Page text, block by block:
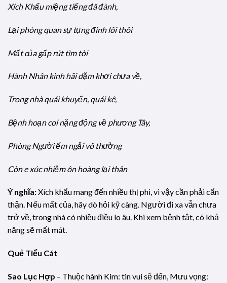
Xích Khẩu miệng tiếng đã đành,
Lại phòng quan sự tụng đình lôi thôi
Mất của gấp rút tìm tòi
Hành Nhân kinh hãi dặm khơi chưa về,
Trong nhà quái khuyển, quái kê,
Bệnh hoạn coi nặng động về phương Tây,
Phòng Người ếm ngải vô thường
Còn e xúc nhiệm ôn hoàng lại thân
Ý nghĩa:Xích khẩu mang đến nhiều thị phi, vì vậy cần phải cẩn
thận. Nếu mất của, hãy dò hỏi kỹ càng. Người đi xa vẫn chưa
trở về, trong nhà có nhiều điều lo âu. Khi xem bệnh tật, có khả
năng sẽ mất mát.
Quẻ Tiểu Cát
Sao Lục Hợp – Thuộc hành Kim: tin vui sẽ đến, Mưu vọng: